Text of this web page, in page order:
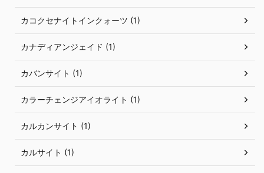
カコクセナイトインクォーツ (1)
カナディアンジェイド (1)
カバンサイト (1)
カラーチェンジアイオライト (1)
カルカンサイト (1)
カルサイト (1)